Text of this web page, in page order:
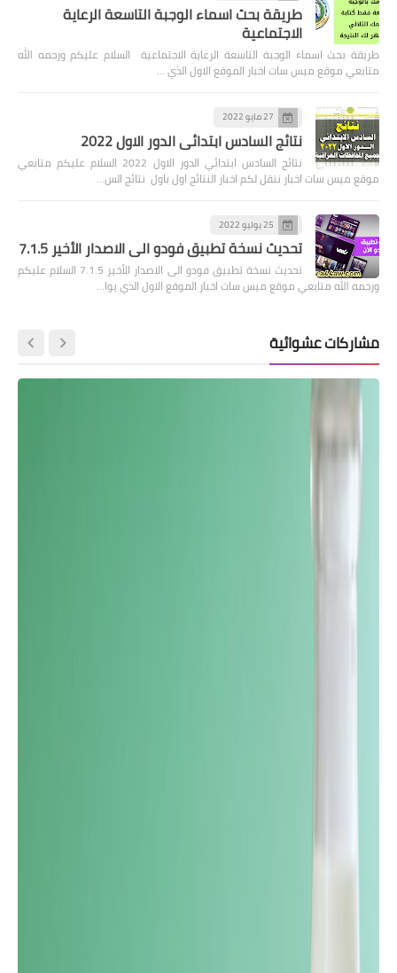
طريقة بحث اسماء الوجبة التاسعة الرعاية
الاجتماعية
طريقة بحث اسماء الوجبة التاسعة الرعاية الاجتماعية السلام عليكم ورحمه الله
متابعي موقع ميس سات اخبار الموقع الاول الذي …
27 مايو 2022
نتائج السادس ابتدائي الدور الاول 2022
نتائج السادس ابتدائي الدور الاول 2022 السلام عليكم متابعي
موقع ميس سات اخبار ننقل لكم اخبار النتائج اول باول نتائج الس…
25 يوليو 2022
تحديث نسخة تطبيق فودو الى الاصدار الأخير 7.1.5
تحديث نسخة تطبيق فودو الى الاصدار الأخير 7.1.5 السلام عليكم
ورحمه الله متابعي موقع ميس سات اخبار الموقع الاول الذي يوا…
مشاركات عشوائية